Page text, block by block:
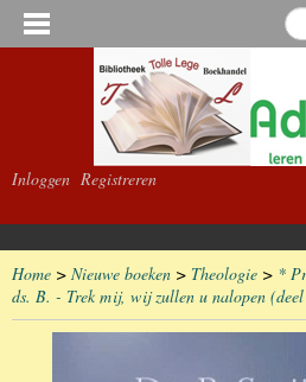
Inloggen Registreren
Home > Nieuwe boeken > Theologie > *
ds. B. - Trek mij, wij zullen u nalopen